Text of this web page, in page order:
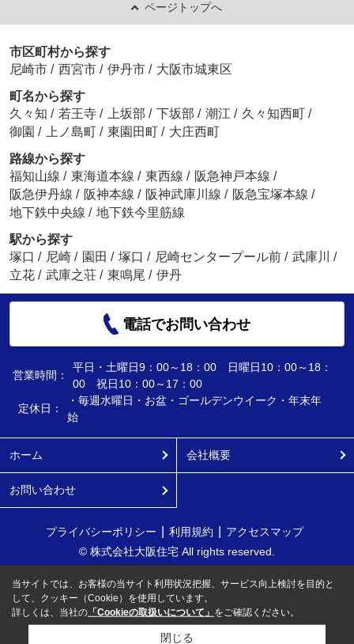
ページトップへ
市区町村から探す
尼崎市 / 西宮市 / 伊丹市 / 大阪市城東区
町名から探す
久々知 / 若王寺 / 上坂部 / 下坂部 / 潮江 / 久々知西町 /
御園 / 上ノ島町 / 東園田町 / 大庄西町
路線から探す
福知山線 / 東海道本線 / 東西線 / 阪急神戸本線 /
阪急伊丹線 / 阪神本線 / 阪神武庫川線 / 阪急宝塚本線 /
地下鉄中央線 / 地下鉄今里筋線
駅から探す
塚口 / 尼崎 / 園田 / 塚口 / 尼崎センタープール前 / 武庫川
/
立花 / 武庫之荘 / 東鳴尾 / 伊丹
電話でお問い合わせ
営業時間：
平日・土曜日9：00～18：00 日曜日10：00～18：
00 祝日10：00～17：00
定休日：
・毎週水曜日・お盆・ゴールデンウイーク・年末年
始
ホーム 会社概要
お問い合わせ
プライバシーポリシー 利用規約
アクセスマップ
© 株式会社大阪住宅 All rights reserved.
当サイトでは、お客様の当サイト利用状況把握、サービス向上検討を目的と
して、クッキー（Cookie）を使用しています。
詳しくは、当社の 「Cookieの取扱いについて」 をご確認ください。
閉じる